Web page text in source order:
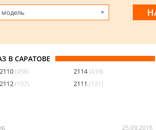
модель
В САРАТОВЕ
2110(456) 2114(439)
2112(157) 2111 (131)
25.09.2016